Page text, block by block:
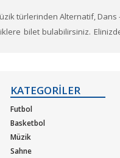
türlerinden Alternatif, Dans
bilet bulabilirsiniz.
KATEGORİLER
Futbol
Basketbol
Müzik
Sahne